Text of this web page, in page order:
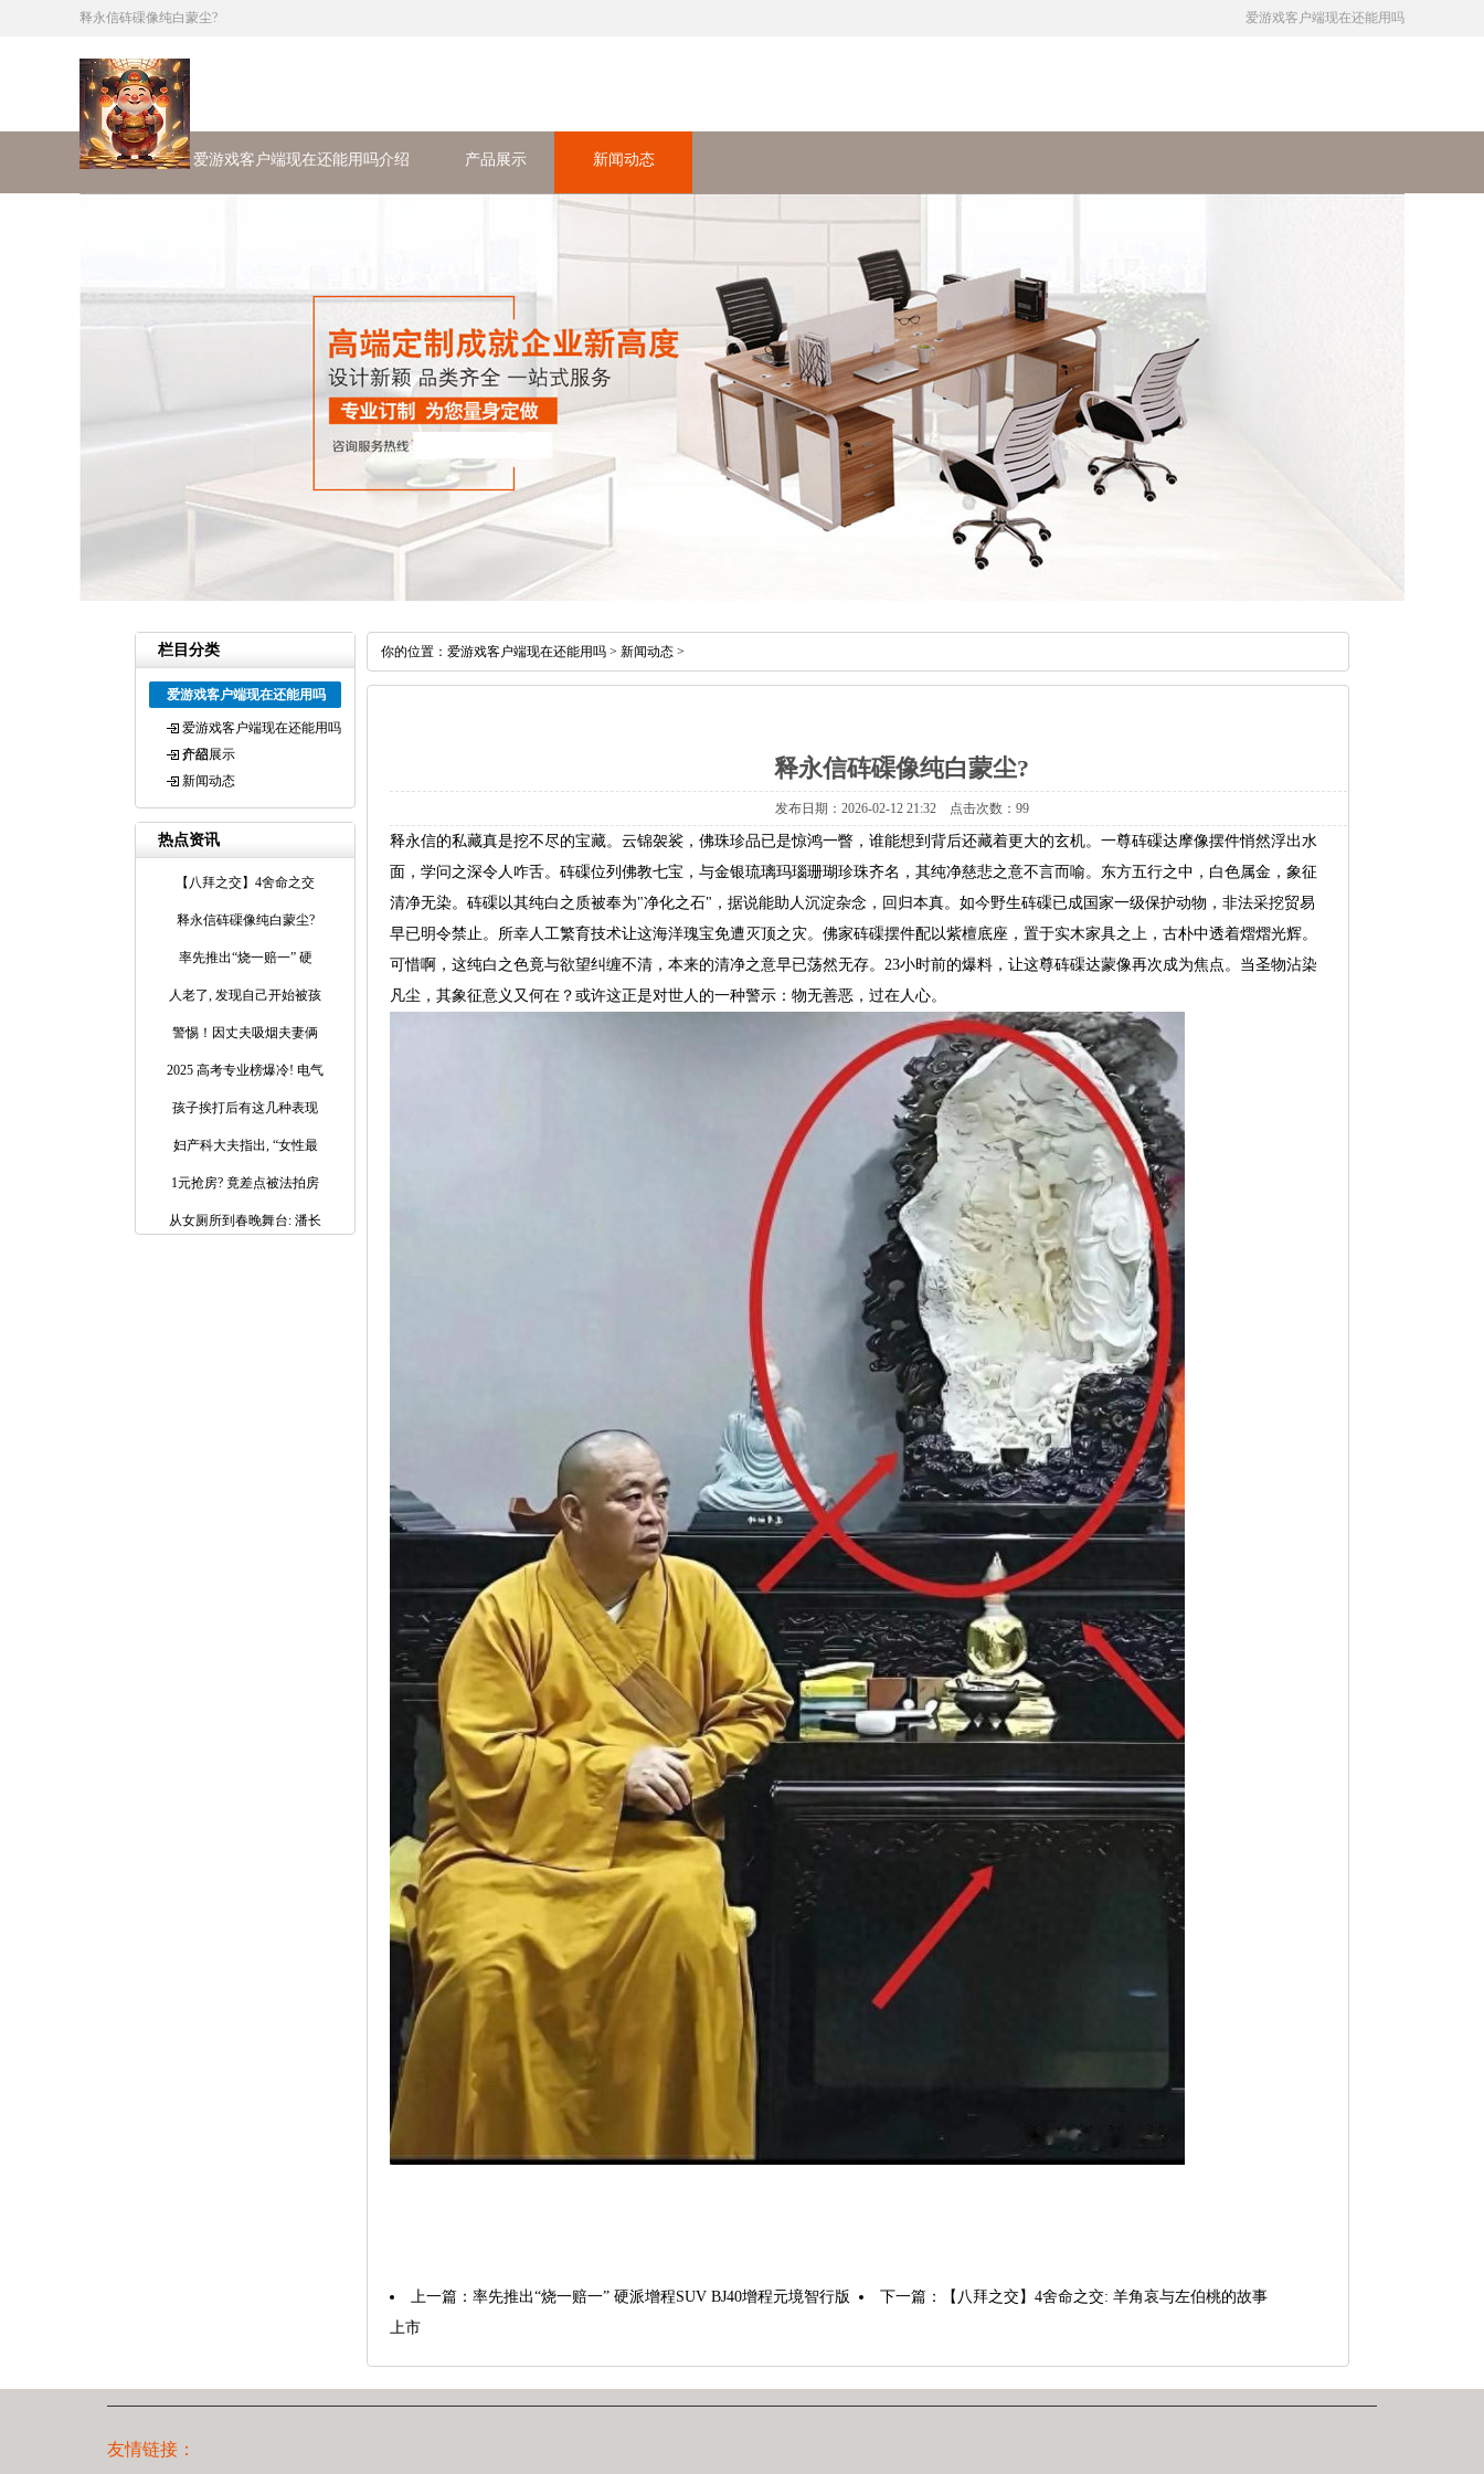
释永信砗磲像纯白蒙尘? 爱游戏客户端现在还能用吗
首页 爱游戏客户端现在还能用吗介绍 产品展示 新闻动态
栏目分类
爱游戏客户端现在还能用吗
爱游戏客户端现在还能用吗
介绍
产品展示
新闻动态
热点资讯
【八拜之交】4舍命之交
释永信砗磲像纯白蒙尘?
率先推出“烧一赔一” 硬
人老了, 发现自己开始被孩
警惕！因丈夫吸烟夫妻俩
2025 高考专业榜爆冷! 电气
孩子挨打后有这几种表现
妇产科大夫指出, “女性最
1元抢房? 竟差点被法拍房
从女厕所到春晚舞台: 潘长
你的位置： 爱游戏客户端现在还能用吗 > 新闻动态 >
释永信砗磲像纯白蒙尘?
发布日期：2026-02-12 21:32 点击次数：99
释永信的私藏真是挖不尽的宝藏。云锦袈裟，佛珠珍品已是惊鸿一瞥，谁能想到背后还藏着更大的玄机。一尊砗磲达摩像摆件悄然浮出水
面，学问之深令人咋舌。砗磲位列佛教七宝，与金银琉璃玛瑙珊瑚珍珠齐名，其纯净慈悲之意不言而喻。东方五行之中，白色属金，象征
清净无染。砗磲以其纯白之质被奉为"净化之石"，据说能助人沉淀杂念，回归本真。如今野生砗磲已成国家一级保护动物，非法采挖贸易
早已明令禁止。所幸人工繁育技术让这海洋瑰宝免遭灭顶之灾。佛家砗磲摆件配以紫檀底座，置于实木家具之上，古朴中透着熠熠光辉。
可惜啊，这纯白之色竟与欲望纠缠不清，本来的清净之意早已荡然无存。23小时前的爆料，让这尊砗磲达蒙像再次成为焦点。当圣物沾染
凡尘，其象征意义又何在？或许这正是对世人的一种警示：物无善恶，过在人心。
上一篇： 率先推出“烧一赔一” 硬派增程SUV BJ40增程元境智行版
上市
下一篇： 【八拜之交】4舍命之交: 羊角哀与左伯桃的故事
友情链接：